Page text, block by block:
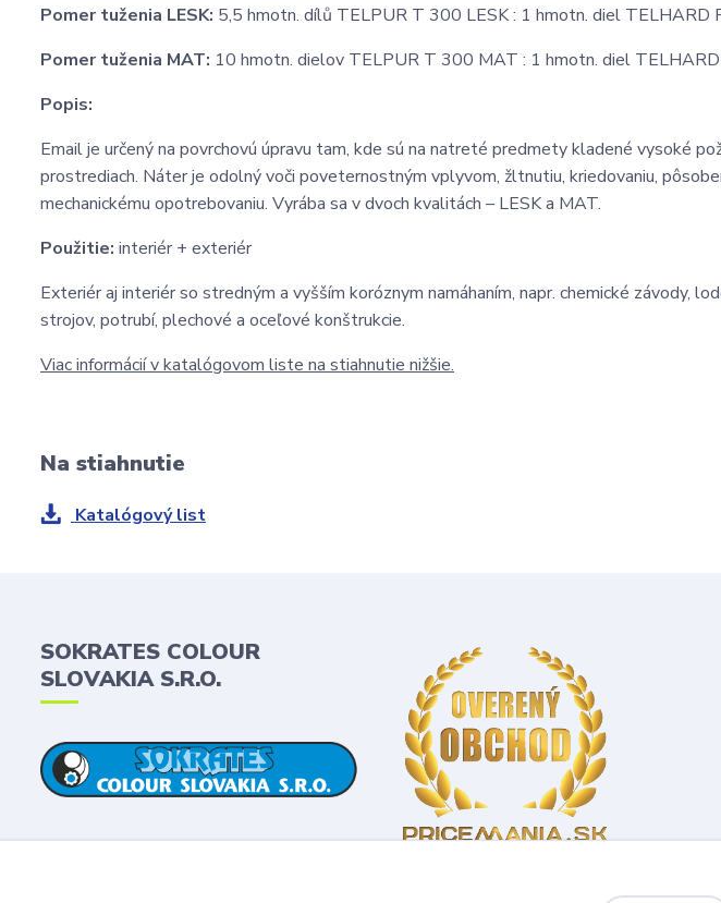
Pomer tuženia LESK: 5,5 hmotn. dílů TELPUR T 300 LESK : 1 hmotn. diel TELHARD
Pomer tuženia MAT: 10 hmotn. dielov TELPUR T 300 MAT : 1 hmotn. diel
Popis:
Email je určený na povrchovú úpravu tam, kde sú na natreté predmety kladené vysoké
prostrediach. Náter je odolný voči poveternostným vplyvom, žltnutiu, kriedovaniu,
mechanickému opotrebovaniu. Vyrába sa v dvoch kvalitách – LESK a MAT.
Použitie: interiér + exteriér
Exteriér aj interiér so stredným a vyšším koróznym namáhaním, napr. chemické závody,
strojov, potrubí, plechové a oceľové konštrukcie.
Viac informácií v katalógovom liste na stiahnutie nižšie.
Na stiahnutie
Katalógový list
SOKRATES COLOUR
SLOVAKIA S.R.O.